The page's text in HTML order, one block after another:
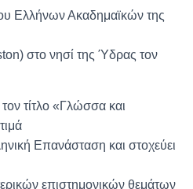
Ελλήνων Ακαδημαϊκών της
στο νησί της Ύδρας τον
τίτλο «Γλώσσα και
Επανάσταση και στοχεύει
επιστημονικών θεμάτων